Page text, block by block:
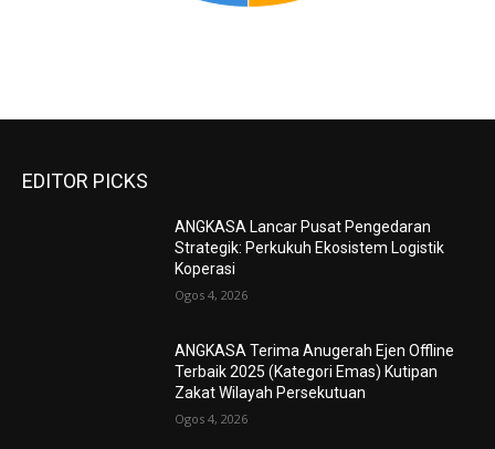
EDITOR PICKS
ANGKASA Lancar Pusat Pengedaran
Strategik: Perkukuh Ekosistem Logistik
Koperasi
Ogos 4, 2026
ANGKASA Terima Anugerah Ejen Offline
Terbaik 2025 (Kategori Emas) Kutipan
Zakat Wilayah Persekutuan
Ogos 4, 2026